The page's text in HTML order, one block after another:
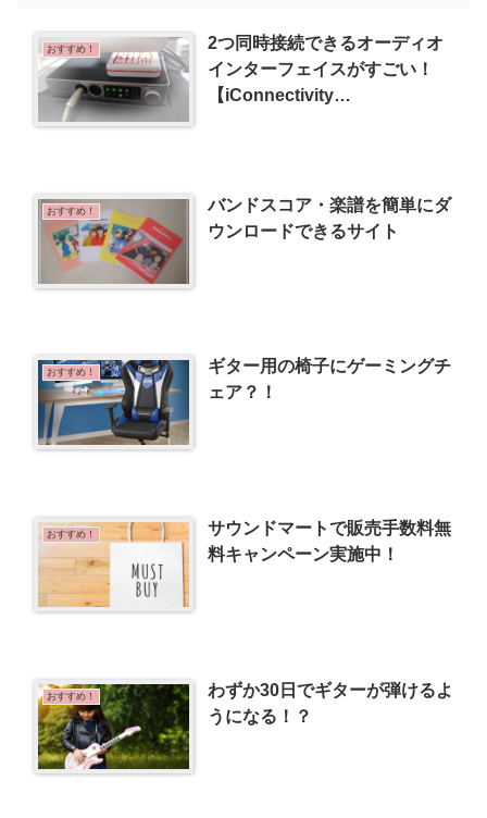
おすすめ！
2つ同時接続できるオーディオ
インターフェイスがすごい！
【iConnectivity
おすすめ！
バンドスコア・楽譜を簡単にダ
ウンロードできるサイト
おすすめ！
ギター用の椅子にゲーミングチ
ェア？！
おすすめ！
サウンドマートで販売手数料無
料キャンペーン実施中！
おすすめ！
わずか30日でギターが弾けるよ
うになる！？